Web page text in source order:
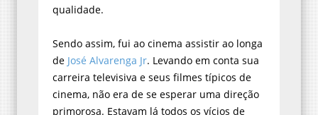
qualidade.
Sendo assim, fui ao cinema assistir ao longa
de José Alvarenga Jr. Levando em conta sua
carreira televisiva e seus filmes típicos de
cinema, não era de se esperar uma direção
primorosa. Estavam lá todos os vícios de